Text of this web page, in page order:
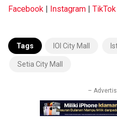
Facebook | Instagram | TikTok
Tags IOI City Mall
Setia City Mall
–